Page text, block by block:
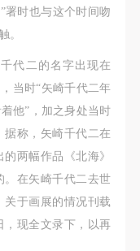
署时也与这个时间吻
。
代二的名字出现在
当时“矢崎千代二年
他”，加之身处当时
据称，矢崎千代二在
两幅作品《北海》
。在矢崎千代二去世
于画展的情况刊载
，现全文录下，以再